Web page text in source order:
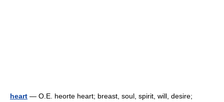
heart — O.E. heorte heart; breast, soul, spirit, will, desire;